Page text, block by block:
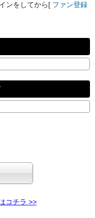
ンをしてから[ ファン登録
コチラ >>